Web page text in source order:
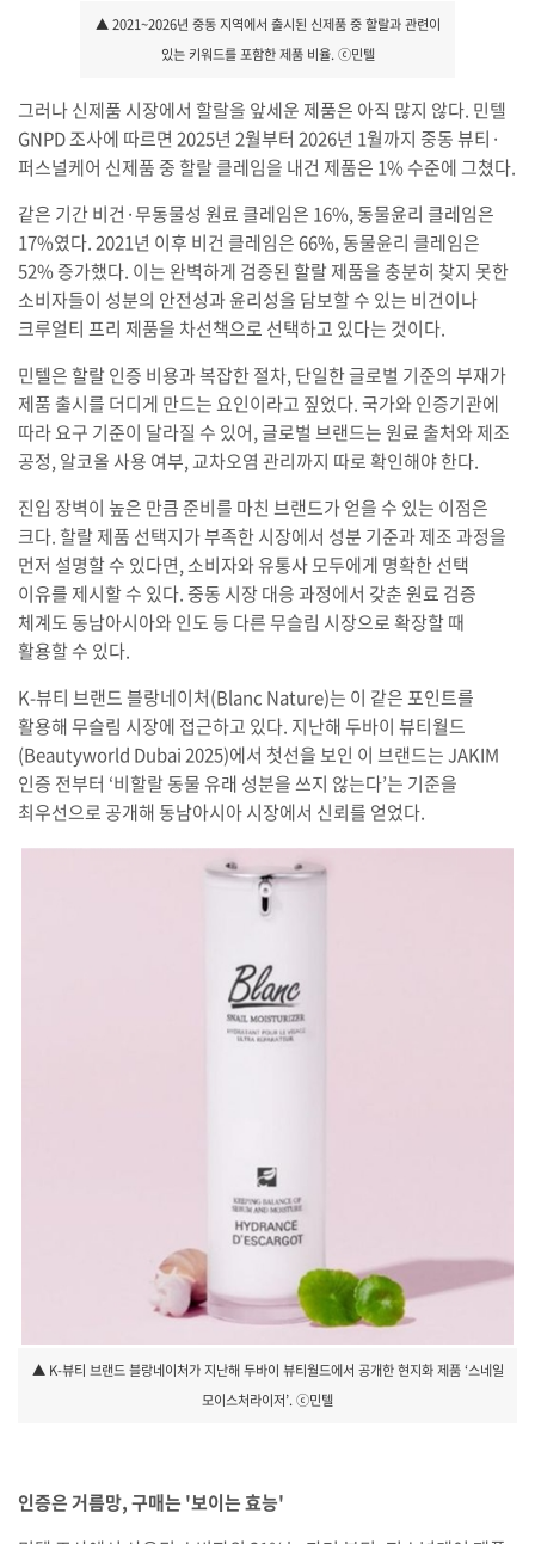
▲ 2021~2026년 중동 지역에서 출시된 신제품 중 할랄과 관련이
있는 키워드를 포함한 제품 비율. ⓒ민텔
그러나 신제품 시장에서 할랄을 앞세운 제품은 아직 많지 않다. 민텔
GNPD 조사에 따르면 2025년 2월부터 2026년 1월까지 중동 뷰티·
퍼스널케어 신제품 중 할랄 클레임을 내건 제품은 1% 수준에 그쳤다.
같은 기간 비건·무동물성 원료 클레임은 16%, 동물윤리 클레임은
17%였다. 2021년 이후 비건 클레임은 66%, 동물윤리 클레임은
52% 증가했다. 이는 완벽하게 검증된 할랄 제품을 충분히 찾지 못한
소비자들이 성분의 안전성과 윤리성을 담보할 수 있는 비건이나
크루얼티 프리 제품을 차선책으로 선택하고 있다는 것이다.
민텔은 할랄 인증 비용과 복잡한 절차, 단일한 글로벌 기준의 부재가
제품 출시를 더디게 만드는 요인이라고 짚었다. 국가와 인증기관에
따라 요구 기준이 달라질 수 있어, 글로벌 브랜드는 원료 출처와 제조
공정, 알코올 사용 여부, 교차오염 관리까지 따로 확인해야 한다.
진입 장벽이 높은 만큼 준비를 마친 브랜드가 얻을 수 있는 이점은
크다. 할랄 제품 선택지가 부족한 시장에서 성분 기준과 제조 과정을
먼저 설명할 수 있다면, 소비자와 유통사 모두에게 명확한 선택
이유를 제시할 수 있다. 중동 시장 대응 과정에서 갖춘 원료 검증
체계도 동남아시아와 인도 등 다른 무슬림 시장으로 확장할 때
활용할 수 있다.
K-뷰티 브랜드 블랑네이처(Blanc Nature)는 이 같은 포인트를
활용해 무슬림 시장에 접근하고 있다. 지난해 두바이 뷰티월드
(Beautyworld Dubai 2025)에서 첫선을 보인 이 브랜드는 JAKIM
인증 전부터 ‘비할랄 동물 유래 성분을 쓰지 않는다’는 기준을
최우선으로 공개해 동남아시아 시장에서 신뢰를 얻었다.
▲ K-뷰티 브랜드 블랑네이처가 지난해 두바이 뷰티월드에서 공개한 현지화 제품 ‘스네일
모이스처라이저’. ⓒ민텔
인증은 거름망, 구매는 '보이는 효능'